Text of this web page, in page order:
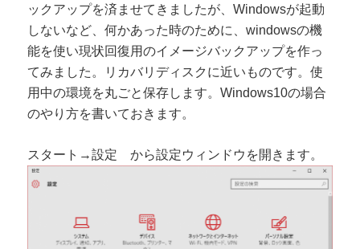
ックアップを済ませてきましたが、Windowsが起動
しないなど、何かあった時のために、windowsの機
能を使い現状回復用のイメージバックアップを作っ
てみました。リカバリディスクに近いものです。使
用中の環境を丸ごと保存します。Windows10の場合
のやり方を書いておきます。
スタート→設定 から設定ウィンドウを開きます。